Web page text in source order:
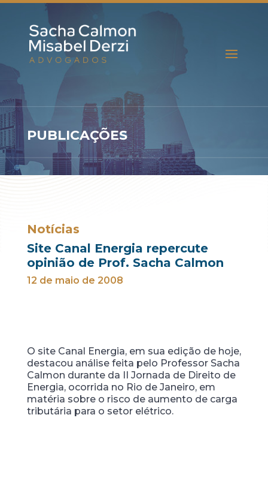
PUBLICAÇÕES
Notícias
Site Canal Energia repercute
opinião de Prof. Sacha Calmon
12 de maio de 2008
O site Canal Energia, em sua edição de hoje,
destacou análise feita pelo Professor Sacha
Calmon durante da II Jornada de Direito de
Energia, ocorrida no Rio de Janeiro, em
matéria sobre o risco de aumento de carga
tributária para o setor elétrico.